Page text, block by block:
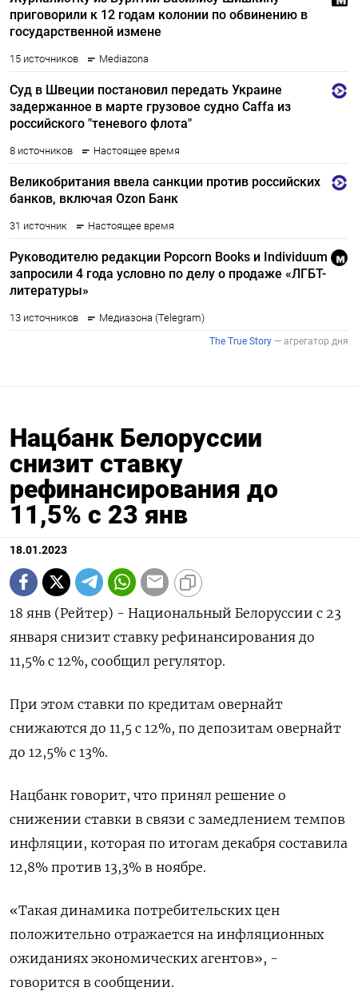
Нацбанк Белоруссии
снизит ставку
рефинансирования до
11,5% с 23 янв
18.01.2023
18 янв (Рейтер) - Национальный Белоруссии с 23
января снизит ставку рефинансирования до
11,5% с 12%, сообщил регулятор.
При этом ставки по кредитам овернайт
снижаются до 11,5 с 12%, по депозитам овернайт
до 12,5% с 13%.
Нацбанк говорит, что принял решение о
снижении ставки в связи с замедлением темпов
инфляции, которая по итогам декабря составила
12,8% против 13,3% в ноябре.
«Такая динамика потребительских цен
положительно отражается на инфляционных
ожиданиях экономических агентов», -
говорится в сообщении.